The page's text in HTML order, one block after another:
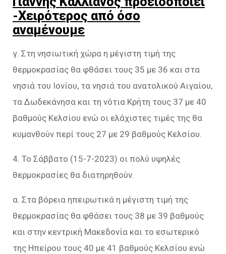
-Χειρότερος από όσο
αναμένουμε
γ. Στη νησιωτική χώρα η μέγιστη τιμή της
θερμοκρασίας θα φθάσει τους 35 με 36 και στα
νησιά του Ιονίου, τα νησιά του ανατολικού Αιγαίου,
τα Δωδεκάνησα και τη νότια Κρήτη τους 37 με 40
βαθμούς Κελσίου ενώ οι ελάχιστες τιμές της θα
κυμανθούν περί τους 27 με 29 βαθμούς Κελσίου.
4. Το Σάββατο (15-7-2023) οι πολύ υψηλές
θερμοκρασίες θα διατηρηθούν.
α. Στα βόρεια ηπειρωτικά η μέγιστη τιμή της
θερμοκρασίας θα φθάσει τους 38 με 39 βαθμούς
και στην κεντρική Μακεδονία και το εσωτερικό
της Ηπείρου τους 40 με 41 βαθμούς Κελσίου ενώ